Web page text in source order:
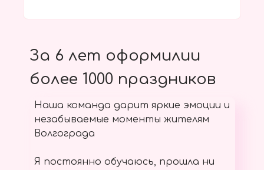
За 6 лет оформилии
более 1000 праздников
Наша команда дарит яркие эмоции и
незабываемые моменты жителям
Волгограда
Я постоянно обучаюсь, прошла ни